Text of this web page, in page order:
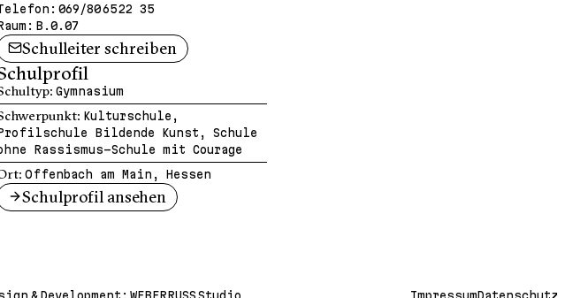
069/80 65 22 35
B.0.07
Schulleiter schreiben
Gymnasium
Kulturschule,
Bildende Kunst, Schule
Rassismus-Schule mit Courage
Offenbach am Main, Hessen
Schulprofil ansehen